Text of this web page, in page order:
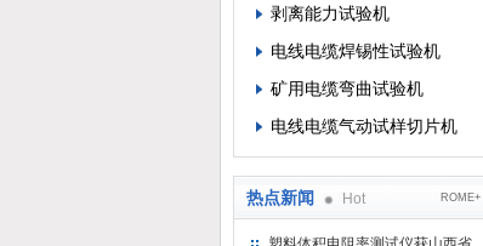
剥离能力试验机
电线电缆焊锡性试验机
矿用电缆弯曲试验机
电线电缆气动试样切片机
热点新闻 Hot ROME+